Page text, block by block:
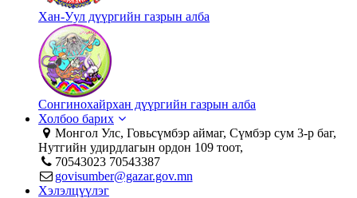
Хан-Уул дүүргийн газрын алба
Сонгинохайрхан дүүргийн газрын алба
Холбоо барих
Монгол Улс, Говьсүмбэр аймаг, Сүмбэр сум 3-р баг,
Нутгийн удирдлагын ордон 109 тоот,
70543023 70543387
govisumber@gazar.gov.mn
Хэлэлцүүлэг